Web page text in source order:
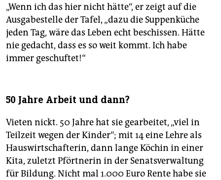
„Wenn ich das hier nicht hätte“, er zeigt auf die
Ausgabestelle der Tafel, „dazu die Suppenküche
jeden Tag, wäre das Leben echt beschissen. Hätte
nie gedacht, dass es so weit kommt. Ich habe
immer geschuftet!“
50 Jahre Arbeit und dann?
Vieten nickt. 50 Jahre hat sie gearbeitet, „viel in
Teilzeit wegen der Kinder“; mit 14 eine Lehre als
Hauswirtschafterin, dann lange Köchin in einer
Kita, zuletzt Pförtnerin in der Senatsverwaltung
für Bildung. Nicht mal 1.000 Euro Rente habe sie